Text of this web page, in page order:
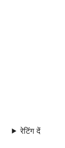
रेटिंग दें